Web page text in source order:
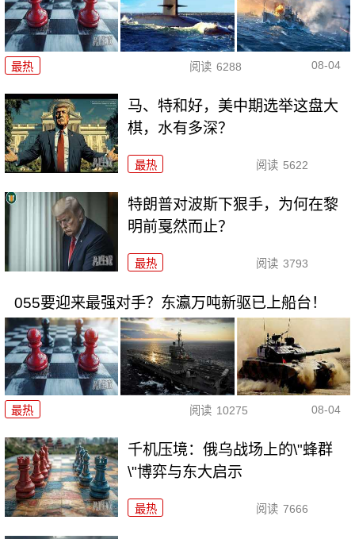
最热 阅读 6288 08-04
马、特和好，美中期选举这盘大
棋，水有多深？
最热 阅读 5622
特朗普对波斯下狠手，为何在黎
明前戛然而止？
最热 阅读 3793
055要迎来最强对手？东瀛万吨新驱已上船台！
最热 阅读 10275 08-04
千机压境：俄乌战场上的\"蜂群
\"博弈与东大启示
最热 阅读 7666